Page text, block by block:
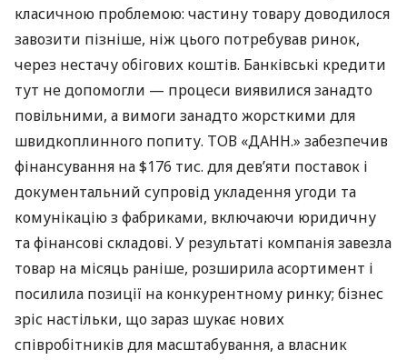
класичною проблемою: частину товару доводилося
завозити пізніше, ніж цього потребував ринок,
через нестачу обігових коштів. Банківські кредити
тут не допомогли — процеси виявилися занадто
повільними, а вимоги занадто жорсткими для
швидкоплинного попиту. ТОВ «ДАНН.» забезпечив
фінансування на $176 тис. для дев’яти поставок і
документальний супровід укладення угоди та
комунікацію з фабриками, включаючи юридичну
та фінансові складові. У результаті компанія завезла
товар на місяць раніше, розширила асортимент і
посилила позиції на конкурентному ринку; бізнес
зріс настільки, що зараз шукає нових
співробітників для масштабування, а власник